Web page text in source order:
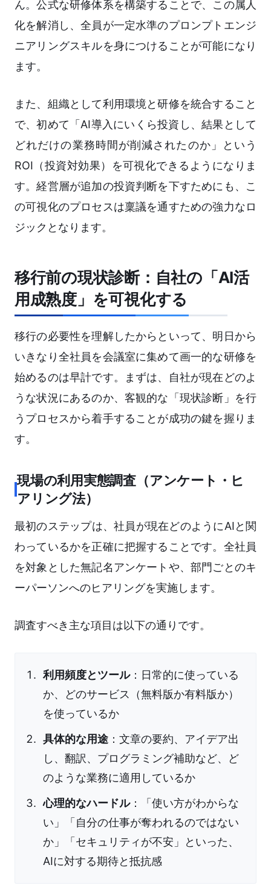
ん。公式な研修体系を構築することで、この属人
化を解消し、全員が一定水準のプロンプトエンジ
ニアリングスキルを身につけることが可能になり
ます。
また、組織として利用環境と研修を統合すること
で、初めて「AI導入にいくら投資し、結果として
どれだけの業務時間が削減されたのか」という
ROI（投資対効果）を可視化できるようになりま
す。経営層が追加の投資判断を下すためにも、こ
の可視化のプロセスは稟議を通すための強力なロ
ジックとなります。
移行前の現状診断：自社の「AI活
用成熟度」を可視化する
移行の必要性を理解したからといって、明日から
いきなり全社員を会議室に集めて画一的な研修を
始めるのは早計です。まずは、自社が現在どのよ
うな状況にあるのか、客観的な「現状診断」を行
うプロセスから着手することが成功の鍵を握りま
す。
現場の利用実態調査（アンケート・ヒ
アリング法）
最初のステップは、社員が現在どのようにAIと関
わっているかを正確に把握することです。全社員
を対象とした無記名アンケートや、部門ごとのキ
ーパーソンへのヒアリングを実施します。
調査すべき主な項目は以下の通りです。
利用頻度とツール：日常的に使っている
か、どのサービス（無料版か有料版か）
を使っているか
具体的な用途 ：文章の要約、アイデア出
し、翻訳、プログラミング補助など、ど
のような業務に適用しているか
心理的なハードル：「使い方がわからな
い」「自分の仕事が奪われるのではない
か」「セキュリティが不安」といった、
AIに対する期待と抵抗感